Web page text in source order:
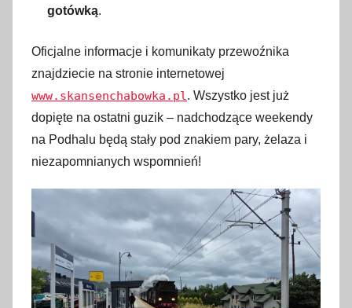
gotówką.
Oficjalne informacje i komunikaty przewoźnika
znajdziecie na stronie internetowej
www.skansenchabowka.pl. Wszystko jest już
dopięte na ostatni guzik – nadchodzące weekendy
na Podhalu będą stały pod znakiem pary, żelaza i
niezapomnianych wspomnień!